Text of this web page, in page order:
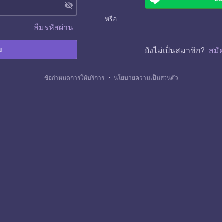
visibility_off
ลืมรหัสผ่าน
หรือ
ยังไม่เป็นสมาชิก? สมั
ข้อกำหนดการให้บริการ ・ นโยบายความเป็นส่วนตัว